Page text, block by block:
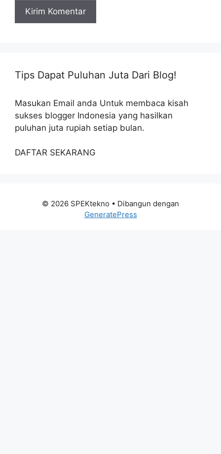
Tips Dapat Puluhan Juta Dari Blog!
Masukan Email anda Untuk membaca kisah
sukses blogger Indonesia yang hasilkan
puluhan juta rupiah setiap bulan.
DAFTAR SEKARANG
© 2026 SPEKtekno • Dibangun dengan
GeneratePress